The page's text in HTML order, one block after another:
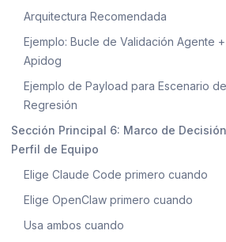
Arquitectura Recomendada
Ejemplo: Bucle de Validación Agente +
Apidog
Ejemplo de Payload para Escenario de
Regresión
Sección Principal 6: Marco de
Perfil de Equipo
Elige Claude Code primero cuando
Elige OpenClaw primero cuando
Usa ambos cuando